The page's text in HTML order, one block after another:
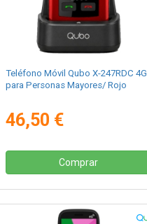
Teléfono Móvil Qubo X-247RDC 4G
para Personas Mayores/ Rojo
46,50 €
Comprar